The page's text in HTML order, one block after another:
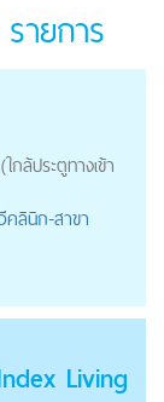
รายการ
ล้ประตูทางเข้า
คลินิก-สาขา
Living